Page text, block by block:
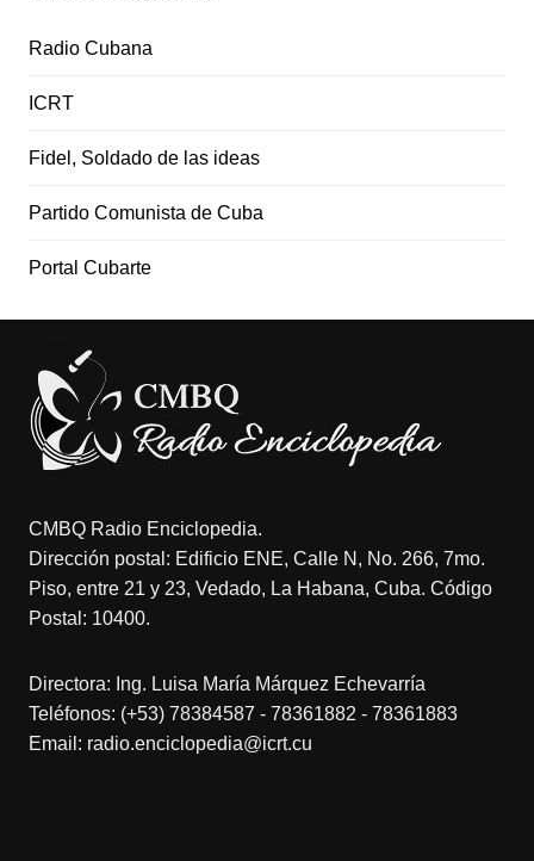
Radio Cubana
ICRT
Fidel, Soldado de las ideas
Partido Comunista de Cuba
Portal Cubarte
CMBQ Radio Enciclopedia.
Dirección postal: Edificio ENE, Calle N, No. 266, 7mo.
Piso, entre 21 y 23, Vedado, La Habana, Cuba. Código
Postal: 10400.
Directora: Ing. Luisa María Márquez Echevarría
Teléfonos: (+53) 78384587 - 78361882 - 78361883
Email: radio.enciclopedia@icrt.cu